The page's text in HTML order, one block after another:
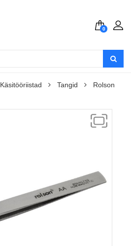
0
Käsitööriistad Tangid
Rolson